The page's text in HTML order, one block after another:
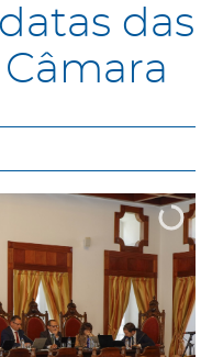
das